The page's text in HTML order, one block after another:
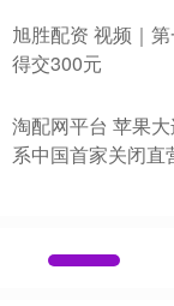
旭胜配资 视频｜
得交300元
淘配网平台 苹果
系中国首家关闭直